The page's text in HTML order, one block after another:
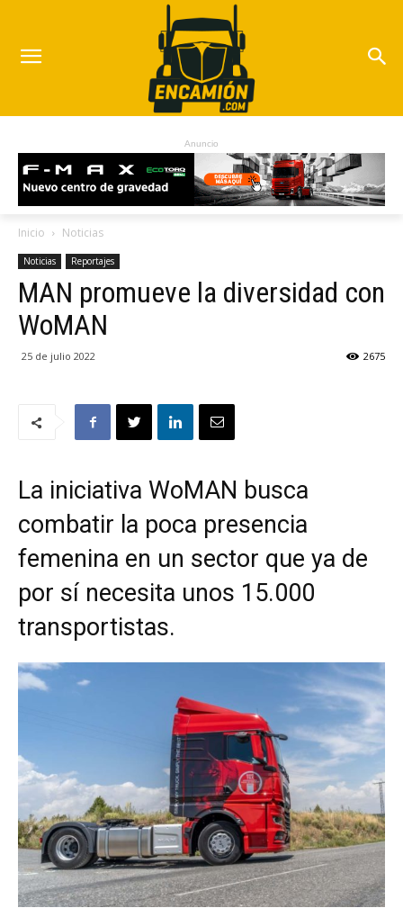
Anuncio
Inicio Noticias
Noticias Reportajes
MAN promueve la diversidad con
WoMAN
25 de julio 2022 2675
La iniciativa WoMAN busca
combatir la poca presencia
femenina en un sector que ya de
por sí necesita unos 15.000
transportistas.